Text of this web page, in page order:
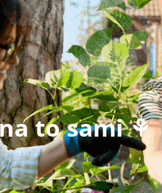
to sami ⚘